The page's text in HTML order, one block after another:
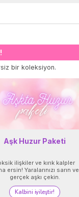
bir koleksiyon.
Aşk Huzur Paketi
ilişkiler ve kırık kalpler
ersin! Yaralarınızı sarın ve
gerçek aşkı çekin.
Kalbini iyileştir!